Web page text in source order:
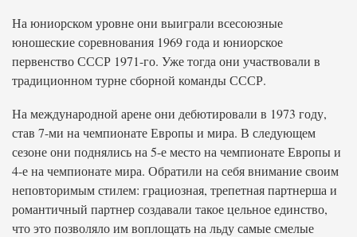
На юниорском уровне они выиграли всесоюзные
юношеские соревнования 1969 года и юниорское
первенство СССР 1971-го. Уже тогда они участвовали в
традиционном турне сборной команды СССР.
На международной арене они дебютировали в 1973 году,
став 7-ми на чемпионате Европы и мира. В следующем
сезоне они поднялись на 5-е место на чемпионате Европы и
4-е на чемпионате мира. Обратили на себя внимание своим
неповторимым стилем: грациозная, трепетная партнерша и
романтичный партнер создавали такое цельное единство,
что это позволяло им воплощать на льду самые смелые